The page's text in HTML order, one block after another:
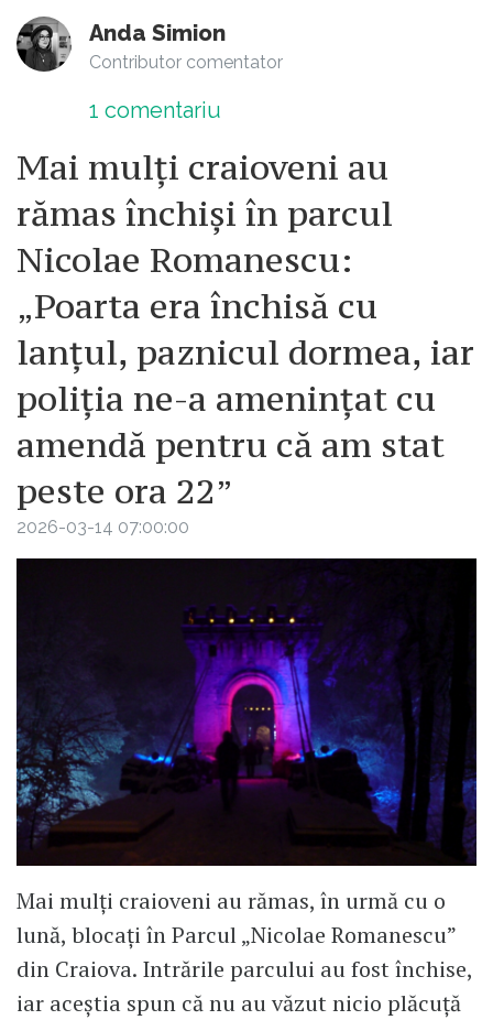
Anda Simion
Contributor comentator
1 comentariu
Mai mulți craioveni au
rămas închiși în parcul
Nicolae Romanescu:
„Poarta era închisă cu
lanțul, paznicul dormea, iar
poliția ne-a amenințat cu
amendă pentru că am stat
peste ora 22”
2026-03-14 07:00:00
Mai mulți craioveni au rămas, în urmă cu o
lună, blocați în Parcul „Nicolae Romanescu”
din Craiova. Intrările parcului au fost închise,
iar aceștia spun că nu au văzut nicio plăcuță